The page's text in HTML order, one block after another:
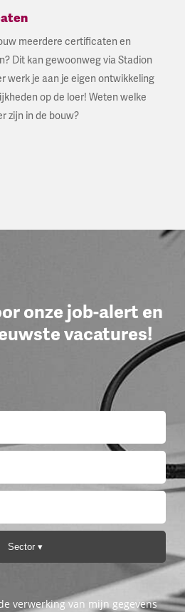
meerdere certificaten en
Dit kan gewoonweg via Stadion
werk je aan je eigen ontwikkeling
op de loer! Weten welke
zijn in de bouw?
onze job-alert en
vacatures!
Sector
verwerking van mijn gegevens